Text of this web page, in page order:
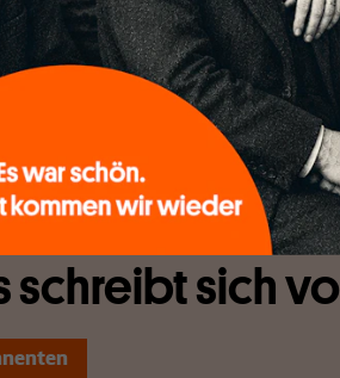
dingfest gemacht zu haben.
Geld“
(eine ausführliche
Themenheft) richtig darauf
der „wahre Sachverhalt
schreibt sich